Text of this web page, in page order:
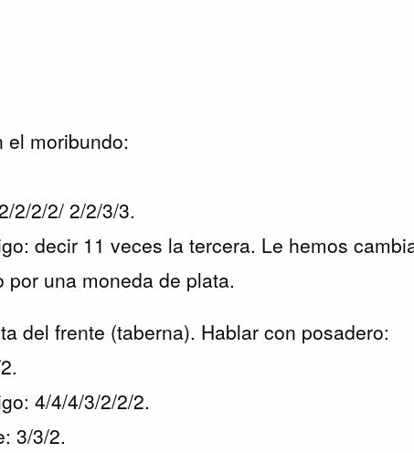
el moribundo:
2/2/2/ 2/2/3/3.
decir 11 veces la tercera. Le hemos
por una moneda de plata.
del frente (taberna). Hablar con posadero:
4/4/4/3/2/2/2.
3/3/2.